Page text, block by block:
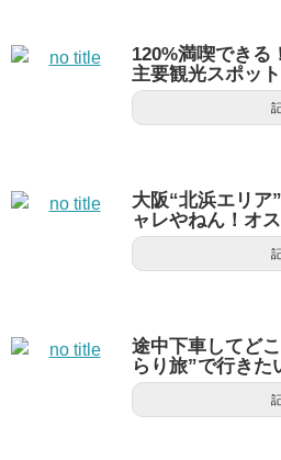
120%満喫できる
主要観光スポッ
大阪“北浜エリア
ャレやねん！オ
途中下車してど
らり旅”で行きた